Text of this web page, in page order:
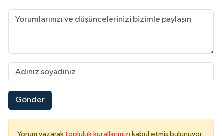
Gönder
Yorum yazarak topluluk kurallarımızı kabul etmiş bulunuyor